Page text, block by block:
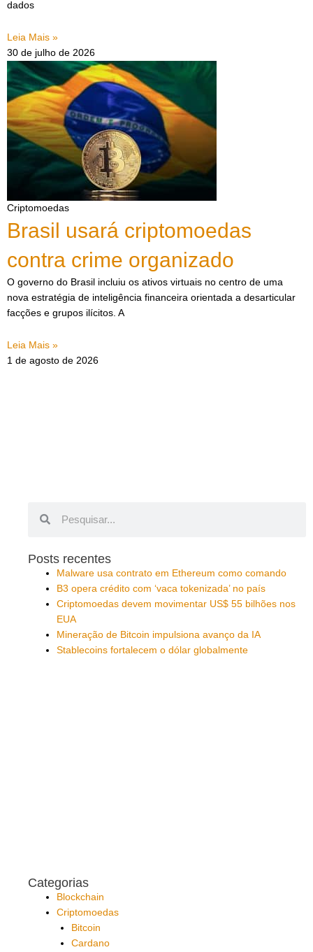
dados
Leia Mais »
30 de julho de 2026
Criptomoedas
Brasil usará criptomoedas
contra crime organizado
O governo do Brasil incluiu os ativos virtuais no centro de uma
nova estratégia de inteligência financeira orientada a desarticular
facções e grupos ilícitos. A
Leia Mais »
1 de agosto de 2026
Posts recentes
Malware usa contrato em Ethereum como comando
B3 opera crédito com ‘vaca tokenizada’ no país
Criptomoedas devem movimentar US$ 55 bilhões nos
EUA
Mineração de Bitcoin impulsiona avanço da IA
Stablecoins fortalecem o dólar globalmente
Categorias
Blockchain
Criptomoedas
Bitcoin
Cardano